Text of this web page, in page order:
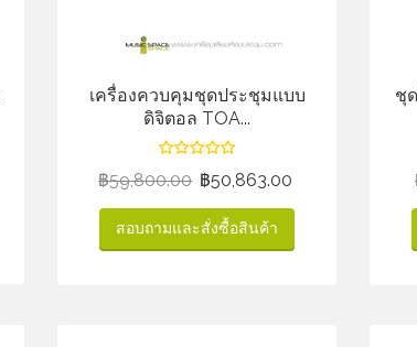
เครื่องควบคุมชุดประชุมแบบ
ดิจิตอล TOA...
฿59,800.00 ฿50,863.00
สอบถามและสั่งซื้อสินค้า
ชุ